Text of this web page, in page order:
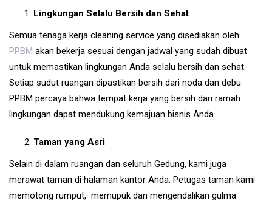
Lingkungan Selalu Bersih dan Sehat
Semua tenaga kerja cleaning service yang disediakan oleh
PPBM akan bekerja sesuai dengan jadwal yang sudah dibuat
untuk memastikan lingkungan Anda selalu bersih dan sehat.
Setiap sudut ruangan dipastikan bersih dari noda dan debu.
PPBM percaya bahwa tempat kerja yang bersih dan ramah
lingkungan dapat mendukung kemajuan bisnis Anda.
Taman yang Asri
Selain di dalam ruangan dan seluruh Gedung, kami juga
merawat taman di halaman kantor Anda. Petugas taman kami
memotong rumput, memupuk dan mengendalikan gulma